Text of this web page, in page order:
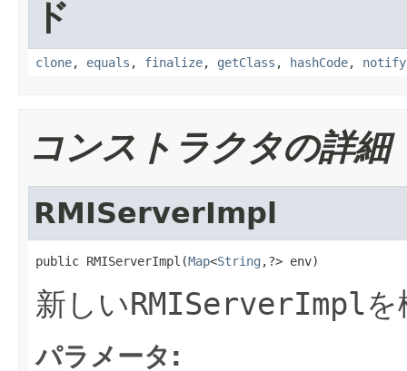
ド
clone, equals , finalize, getClass , hashCode, notify
コンストラクタの詳細
RMIServerImpl
public RMIServerImpl(Map<String ,?> env)
新しいRMIServerImpl
パラメータ: